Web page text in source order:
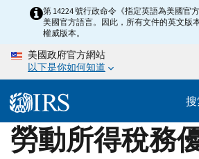
content
第 14224 號行政命令《指定英語為美國官
美國官方語言。因此，所有文件的英文版
權威版本。
美國政府官方網站
以下是你如何知道
勞動所得稅務